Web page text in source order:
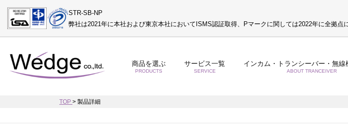
STR-SB-NP
弊社は2021年に本社および東京本社においてISMS認証取得、Pマークに関しては2022年に全拠点
商品を選ぶ
PRODUCTS
サービス一覧
SERVICE
インカム・トランシーバー・無線
ABOUT TRANCEIVER
TOP > 製品詳細